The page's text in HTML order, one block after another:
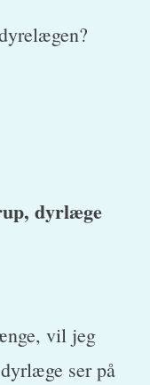
dyrlæge
vil jeg
ser på